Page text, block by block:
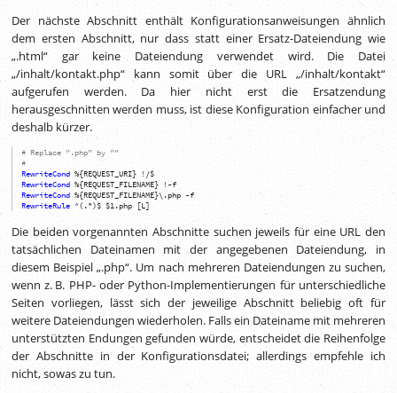
Der nächste Abschnitt enthält Konfigurationsanweisungen ähnlich
dem ersten Abschnitt, nur dass statt einer Ersatz-Dateiendung wie
„.html“ gar keine Dateiendung verwendet wird. Die Datei
„/inhalt/kontakt.php“ kann somit über die URL „/inhalt/kontakt“
aufgerufen werden. Da hier nicht erst die Ersatzendung
herausgeschnitten werden muss, ist diese Konfiguration einfacher und
deshalb kürzer.
# Replace ".php" by ""
#
RewriteCond %{REQUEST_URI} !/$
RewriteCond %{REQUEST_FILENAME} !-f
RewriteCond %{REQUEST_FILENAME}\.php -f
RewriteRule ^(.*)$ $1.php [L]
Die beiden vorgenannten Abschnitte suchen jeweils für eine URL den
tatsächlichen Dateinamen mit der angegebenen Dateiendung, in
diesem Beispiel „.php“. Um nach mehreren Dateiendungen zu suchen,
wennz. B. PHP- oder Python-Implementierungen für unterschiedliche
Seiten vorliegen, lässt sich der jeweilige Abschnitt beliebig oft für
weitere Dateiendungen wiederholen. Falls ein Dateiname mit mehreren
unterstützten Endungen gefunden würde, entscheidet die Reihenfolge
der Abschnitte in der Konfigurationsdatei; allerdings empfehle ich
nicht, sowas zu tun.